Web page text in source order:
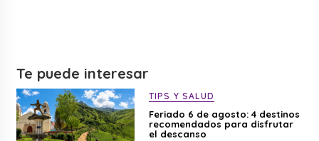
Te puede interesar
TIPS Y SALUD
Feriado 6 de agosto: 4 destinos
recomendados para disfrutar
el descanso